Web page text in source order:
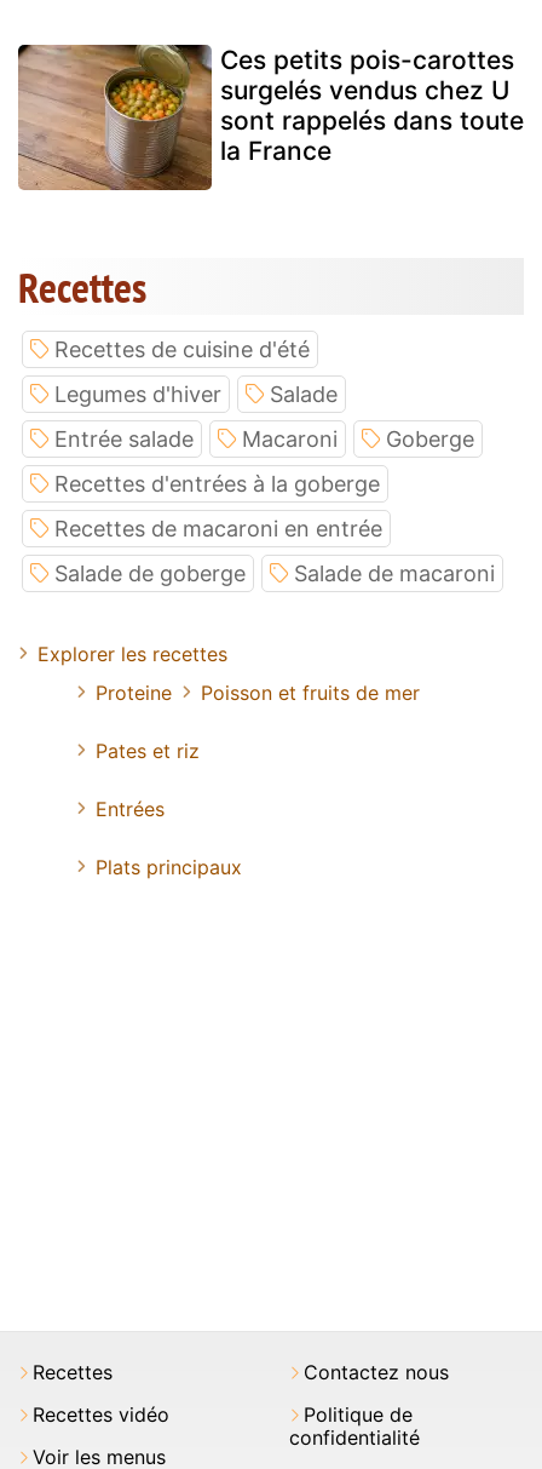
Ces petits pois-carottes
surgelés vendus chez U
sont rappelés dans toute
la France
Recettes
Recettes de cuisine d'été
Legumes d'hiver
Salade
Entrée salade
Macaroni
Goberge
Recettes d'entrées à la goberge
Recettes de macaroni en entrée
Salade de goberge
Salade de macaroni
Explorer les recettes
Proteine
Poisson et fruits de mer
Pates et riz
Entrées
Plats principaux
Recettes
Recettes vidéo
Voir les menus
Contactez nous
Politique de
confidentialité